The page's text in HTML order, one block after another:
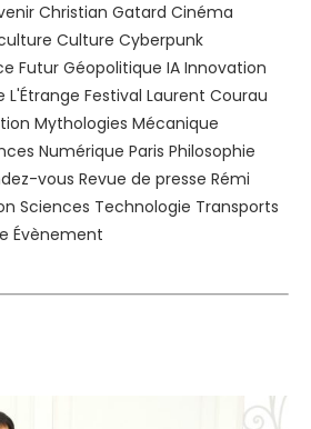
Christian Gatard Cinéma
Culture Cyberpunk
Futur Géopolitique IA Innovation
L'Étrange Festival Laurent Courau
Mythologies Mécanique
Numérique Paris Philosophie
vous Revue de presse Rémi
Sciences Technologie Transports
Évènement